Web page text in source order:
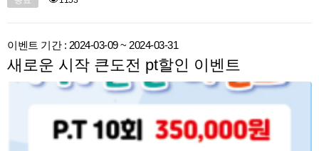
이벤트 기간 : 2024-03-09 ~ 2024-03-31
새로운 시작 큰도전 pt할인 이벤트